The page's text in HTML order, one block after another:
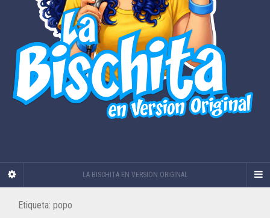
LA BISCHITA EN VERSION ORIGINAL
Etiqueta: popo